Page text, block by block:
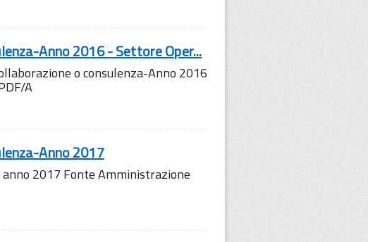
Anno 2016 - Settore Oper...
o consulenza-Anno 2016
A
Anno 2017
2017 Fonte Amministrazione